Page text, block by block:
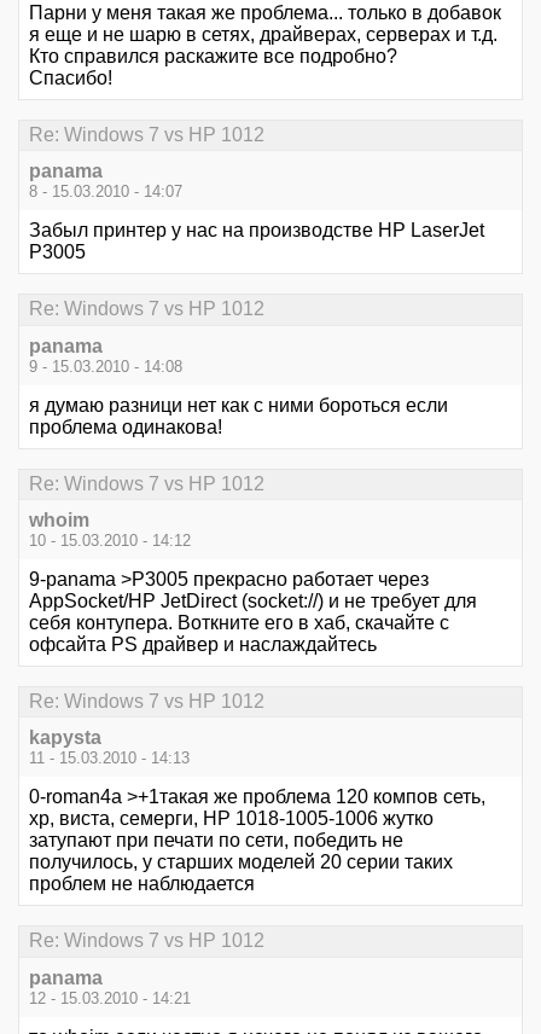
Парни у меня такая же проблема... только в добавок
я еще и не шарю в сетях, драйверах, серверах и т.д.
Кто справился раскажите все подробно?
Спасибо!
Re: Windows 7 vs HP 1012
panama
8 - 15.03.2010 - 14:07
Забыл принтер у нас на производстве HP LaserJet
P3005
Re: Windows 7 vs HP 1012
panama
9 - 15.03.2010 - 14:08
я думаю разници нет как с ними бороться если
проблема одинакова!
Re: Windows 7 vs HP 1012
whoim
10 - 15.03.2010 - 14:12
9-panama >P3005 прекрасно работает через
AppSocket/HP JetDirect (socket://) и не требует для
себя контупера. Воткните его в хаб, скачайте с
офсайта PS драйвер и наслаждайтесь
Re: Windows 7 vs HP 1012
kapysta
11 - 15.03.2010 - 14:13
0-roman4a >+1такая же проблема 120 компов сеть,
хр, виста, семерги, HP 1018-1005-1006 жутко
затупают при печати по сети, победить не
получилось, у старших моделей 20 серии таких
проблем не наблюдается
Re: Windows 7 vs HP 1012
panama
12 - 15.03.2010 - 14:21